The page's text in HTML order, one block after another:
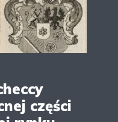
części